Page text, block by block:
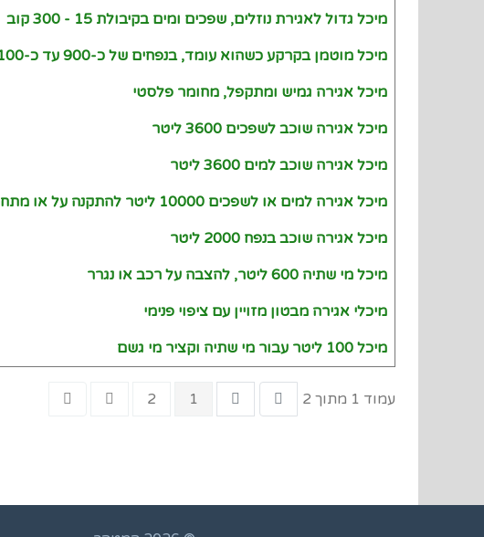
Articles
מיכל גדול לאגירת נוזלים, שפכים ומים בקיבולת 15 - 300 קוב
מיכל מוטמן בקרקע כשהוא עומד, בנפחים של כ-900 עד כ-3100 ליטר
מיכל אגירה גמיש ומתקפל, מחומר פלסטי
מיכל אגירה שוכב לשפכים 3600 ליטר
מיכל אגירה שוכב למים 3600 ליטר
מיכל אגירה למים או לשפכים 10000 ליטר להתקנה על או מתחת לקרקע
מיכל אגירה שוכב בנפח 2000 ליטר
מיכל מי שתיה 600 ליטר, להצבה על רכב או נגרר
מיכלי אגירה מבטון מזויין עם ציפוי פנימי
מיכל 100 ליטר עבור מי שתיה וקציר מי גשם
עמוד 1 מתוך 2 1
2